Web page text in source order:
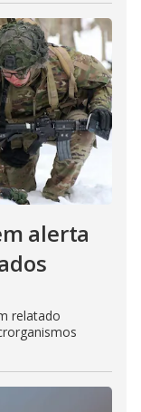
alerta
relatado